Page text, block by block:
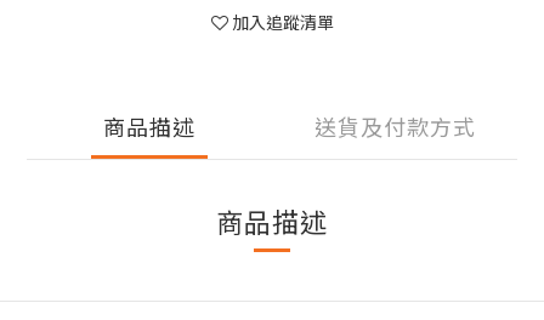
加入追蹤清單
商品描述 送貨及付款方式
商品描述